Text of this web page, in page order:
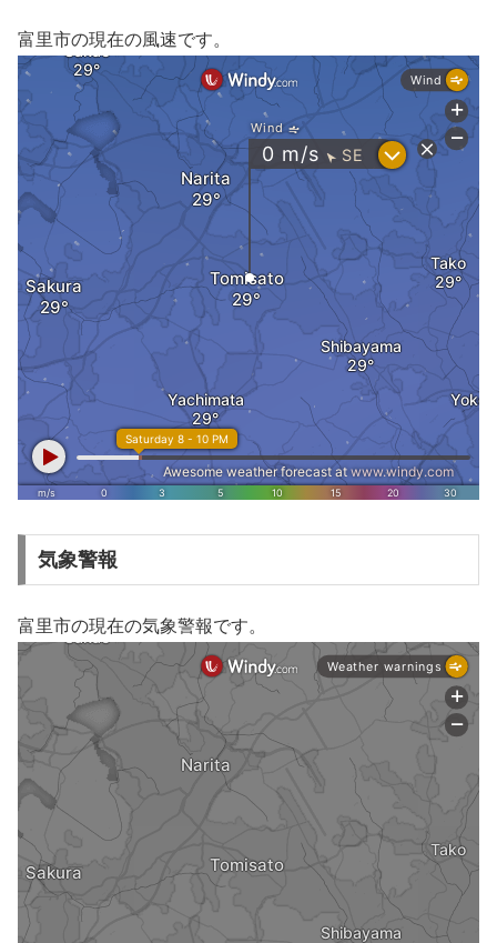
富里市の現在の風速です。
気象警報
富里市の現在の気象警報です。